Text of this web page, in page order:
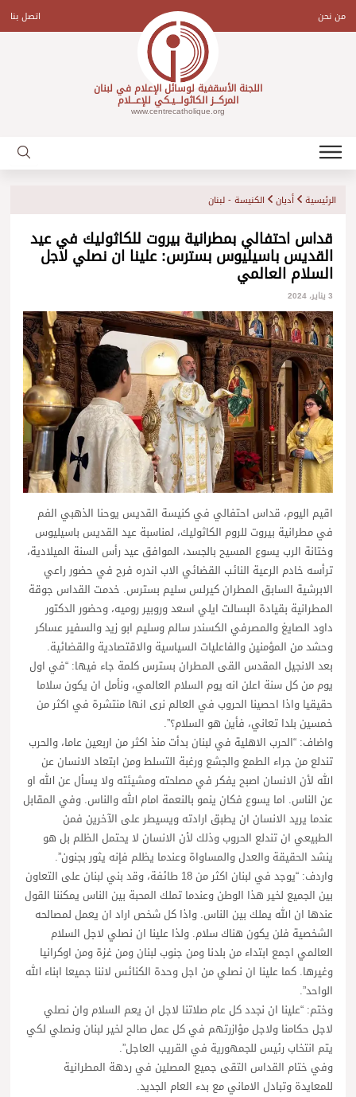
contentمن نحن اتصل بنا
اللجنة الأسقفية لوسائل الإعلام في لبنان
المركـــز الكاثولـــيـكي للإعـــلام
www.centrecatholique.org
الرئيسية أديان الكنيسة - لبنان
قداس احتفالي بمطرانية بيروت للكاثوليك في عيد
القديس باسيليوس بسترس: علينا ان نصلي لاجل
السلام العالمي
3 يناير، 2024
اقيم اليوم، قداس احتفالي في كنيسة القديس يوحنا الذهبي الفم
في مطرانية بيروت للروم الكاثوليك، لمناسبة عيد القديس باسيليوس
وختانة الرب يسوع المسيح بالجسد، الموافق عيد رأس السنة الميلادية،
ترأسه خادم الرعية النائب القضائي الاب اندره فرح في حضور راعي
الابرشية السابق المطران كيرلس سليم بسترس. خدمت القداس جوقة
المطرانية بقيادة البسالت ايلي اسعد وروبير روميه، وحضور الدكتور
داود الصايغ والمصرفي الكسندر سالم وسليم ابو زيد والسفير عساكر
وحشد من المؤمنين والفاعليات السياسية والاقتصادية والقضائية.
بعد الانجيل المقدس القى المطران بسترس كلمة جاء فيها: “في اول
يوم من كل سنة اعلن انه يوم السلام العالمي، ونأمل ان يكون سلاما
حقيقيا واذا احصينا الحروب في العالم نرى انها منتشرة في اكثر من
خمسين بلدا تعاني، فأين هو السلام؟”.
واضاف: “الحرب الاهلية في لبنان بدأت منذ اكثر من اربعين عاما، والحرب
تندلع من جراء الطمع والجشع ورغبة التسلط ومن ابتعاد الانسان عن
الله لأن الانسان اصبح يفكر في مصلحته ومشيئته ولا يسأل عن الله او
عن الناس. اما يسوع فكان ينمو بالنعمة امام الله والناس. وفي المقابل
عندما يريد الانسان ان يطبق ارادته ويسيطر على الآخرين فمن
الطبيعي ان تندلع الحروب وذلك لأن الانسان لا يحتمل الظلم بل هو
ينشد الحقيقة والعدل والمساواة وعندما يظلم فإنه يثور بجنون”.
واردف: “يوجد في لبنان اكثر من 18 طائفة، وقد بني لبنان على التعاون
بين الجميع لخير هذا الوطن وعندما تملك المحبة بين الناس يمكننا القول
عندها ان الله يملك بين الناس. واذا كل شخص اراد ان يعمل لمصالحه
الشخصية فلن يكون هناك سلام. ولذا علينا ان نصلي لاجل السلام
العالمي اجمع ابتداء من بلدنا ومن جنوب لبنان ومن غزة ومن اوكرانيا
وغيرها. كما علينا ان نصلي من اجل وحدة الكنائس لاننا جميعا ابناء الله
الواحد”.
وختم: “علينا ان نجدد كل عام صلاتنا لاجل ان يعم السلام وان نصلي
لاجل حكامنا ولاجل مؤازرتهم في كل عمل صالح لخير لبنان ونصلي لكي
يتم انتخاب رئيس للجمهورية في القريب العاجل”.
وفي ختام القداس التقى جميع المصلين في ردهة المطرانية
للمعايدة وتبادل الاماني مع بدء العام الجديد.